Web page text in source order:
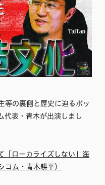
等の裏側と歴史に迫るポッ
代表・青木が出演しまし
「ローカライズしない」海
コム・青木耕平）